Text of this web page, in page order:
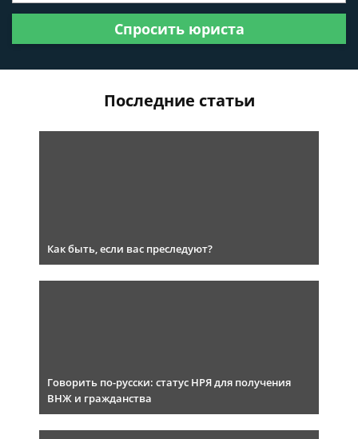
Спросить юриста
Последние статьи
Как быть, если вас преследуют?
Говорить по-русски: статус НРЯ для получения
ВНЖ и гражданства